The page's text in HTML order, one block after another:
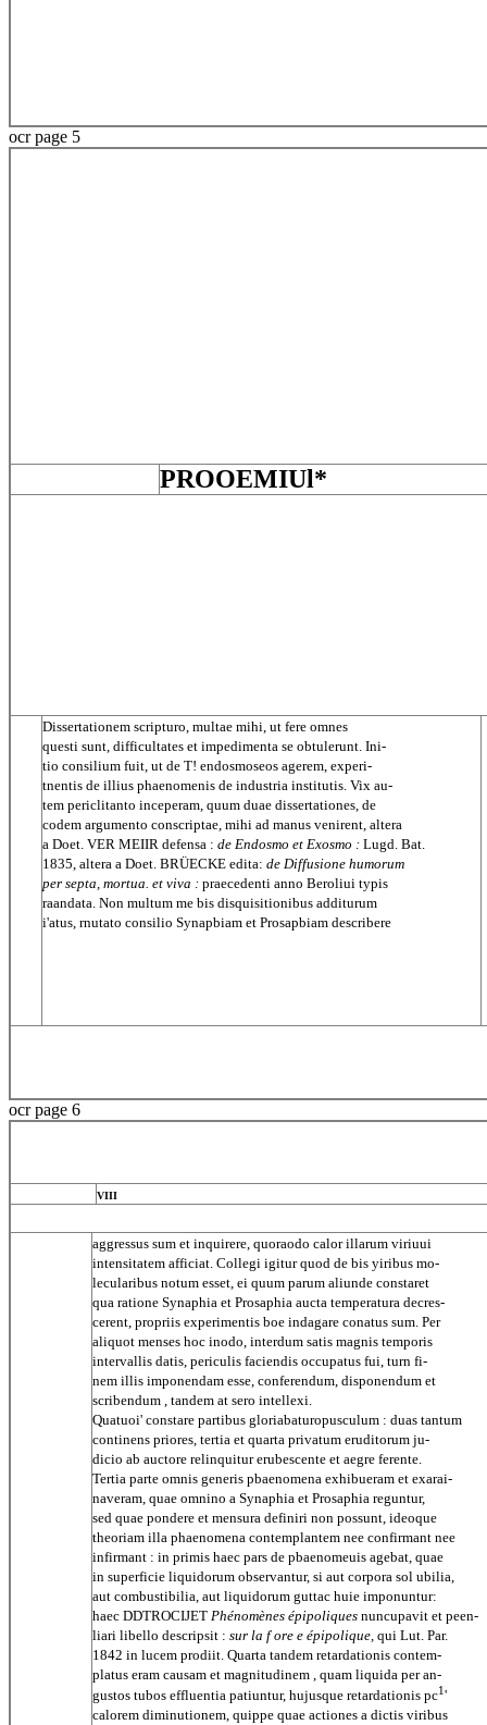
ocr page 5
PROOEMIUl*
Dissertationem scripturo, multae mihi, ut fere omnes
questi sunt, difficultates et impedimenta se obtulerunt. Ini-
tio consilium fuit, ut de T! endosmoseos agerem, experi-
tnentis de illius phaenomenis de industria institutis. Vix au-
tem periclitanto inceperam, quum duae dissertationes, de
codem argumento conscriptae, mihi ad manus venirent, altera
a Doet. VER MEIIR defensa : de Endosmo et Exosmo : Lugd. Bat.
1835, altera a Doet. BRÜECKE edita: de Diffusione humorum
per septa, mortua. et viva : praecedenti anno Beroliui typis
raandata. Non multum me bis disquisitionibus additurum
i'atus, rnutato consilio Synapbiam et Prosapbiam describere
ocr page 6
VIII
aggressus sum et inquirere, quoraodo calor illarum viriuui
intensitatem afficiat. Collegi igitur quod de bis yiribus mo-
lecularibus notum esset, ei quum parum aliunde constaret
qua ratione Synaphia et Prosaphia aucta temperatura decres-
cerent, propriis experimentis boe indagare conatus sum. Per
aliquot menses hoc inodo, interdum satis magnis temporis
intervallis datis, periculis faciendis occupatus fui, turn fi-
nem illis imponendam esse, conferendum, disponendum et
scribendum , tandem at sero intellexi.
Quatuoi' constare partibus gloriabaturopusculum : duas tantum
continens priores, tertia et quarta privatum eruditorum ju-
dicio ab auctore relinquitur erubescente et aegre ferente.
Tertia parte omnis generis pbaenomena exhibueram et exarai-
naveram, quae omnino a Synaphia et Prosaphia reguntur,
sed quae pondere et mensura definiri non possunt, ideoque
theoriam illa phaenomena contemplantem nee confirmant nee
infirmant : in primis haec pars de pbaenomeuis agebat, quae
in superficie liquidorum observantur, si aut corpora sol ubilia,
aut combustibilia, aut liquidorum guttac huie imponuntur:
haec DDTROCIJET Phénomènes épipoliques nuncupavit et peen-
liari libello descripsit : sur la f ore e épipolique, qui Lut. Par.
1842 in lucem prodiit. Quarta tandem retardationis contem-
platus eram causam et magnitudinem , quam liquida per an-
gustos tubos effluentia patiuntur, hujusque retardationis pc1'
calorem diminutionem, quippe quae actiones a dictis viribus